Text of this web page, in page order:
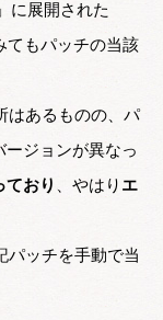
」に展開された
てもパッチの当該
はあるものの、パ
ージョンが異なっ
ており 、やはり エ
パッチを手動で当